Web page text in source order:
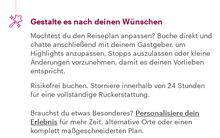
Gestalte es nach deinen Wünschen
Möchtest du den Reiseplan anpassen? Buche direkt und
chatte anschließend mit deinem Gastgeber, um
Highlights anzupassen, Stopps auszulassen oder kleine
Änderungen vorzunehmen, damit es deinen Vorlieben
entspricht.
Risikofrei buchen. Storniere innerhalb von 24 Stunden
für eine vollständige Rückerstattung.
Brauchst du etwas Besonderes? Personalisiere dein
Erlebnis für mehr Zeit, alternative Orte oder einen
komplett maßgeschneiderten Plan.